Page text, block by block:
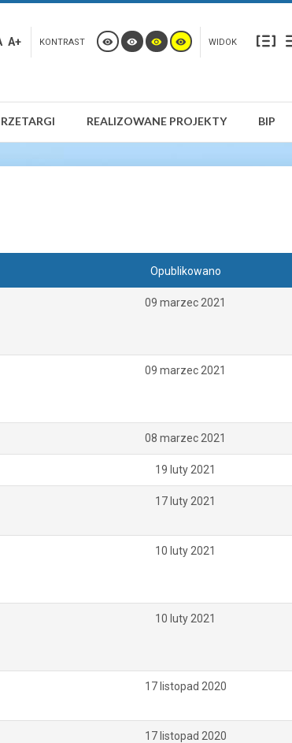
A+ KONTRAST WIDOK
REALIZOWANE PROJEKTY BIP
Opublikowano
09 marzec 2021
09 marzec 2021
08 marzec 2021
19 luty 2021
17 luty 2021
10 luty 2021
10 luty 2021
17 listopad 2020
17 listopad 2020